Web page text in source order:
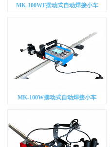
MK-100WF摆动式自动焊接小车
MK-100W摆动式自动焊接小车